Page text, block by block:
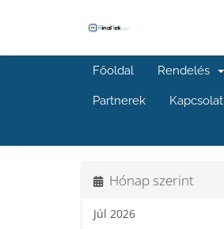
Főoldal Rendelés
Partnerek Kapcsolat
Hónap szerint
Júl 2026